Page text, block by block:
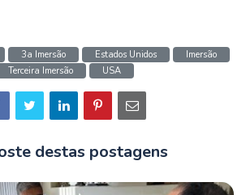
3a Imersão Estados Unidos
Imersão
Terceira Imersão
USA
destas postagens